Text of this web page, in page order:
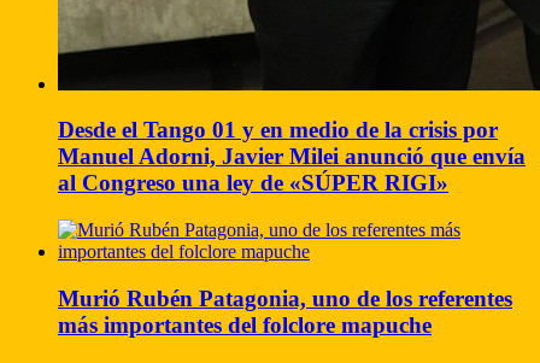
Desde el Tango 01 y en medio de la crisis por
Manuel Adorni, Javier Milei anunció que envía
al Congreso una ley de «SÚPER RIGI»
Murió Rubén Patagonia, uno de los referentes
más importantes del folclore mapuche